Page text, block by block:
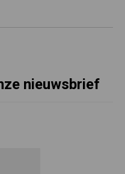
nieuwsbrief